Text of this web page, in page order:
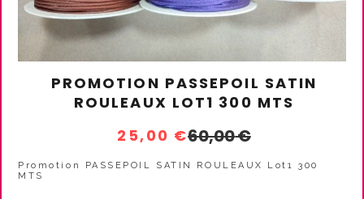
PROMOTION PASSEPOIL SATIN
ROULEAUX LOT1 300 MTS
25,00 €60,00€
Promotion PASSEPOIL SATIN ROULEAUX Lot1 300
MTS